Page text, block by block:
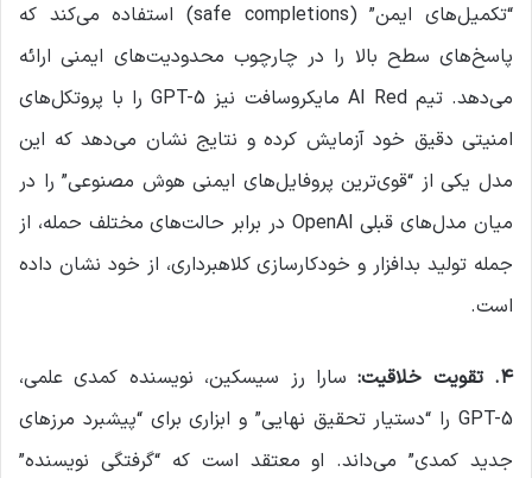
“تکمیل‌های ایمن” (safe completions) استفاده می‌کند که
پاسخ‌های سطح بالا را در چارچوب محدودیت‌های ایمنی ارائه
می‌دهد. تیم AI Red مایکروسافت نیز GPT-5 را با پروتکل‌های
امنیتی دقیق خود آزمایش کرده و نتایج نشان می‌دهد که این
مدل یکی از “قوی‌ترین پروفایل‌های ایمنی هوش مصنوعی” را در
میان مدل‌های قبلی OpenAI در برابر حالت‌های مختلف حمله، از
جمله تولید بدافزار و خودکارسازی کلاهبرداری، از خود نشان داده
است.
۴.تقویت خلاقیت:سارا رز سیسکین، نویسنده کمدی علمی،
GPT-5 را “دستیار تحقیق نهایی” و ابزاری برای “پیشبرد مرزهای
جدید کمدی” می‌داند. او معتقد است که “گرفتگی نویسنده”